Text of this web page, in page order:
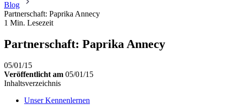
Blog
Partnerschaft: Paprika Annecy
1 Min. Lesezeit
Partnerschaft: Paprika Annecy
05/01/15
Veröffentlicht am 05/01/15
Inhaltsverzeichnis
Unser Kennenlernen